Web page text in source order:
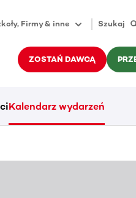
Firmy & inne Szukaj
ZOSTAŃ DAWCĄ
Kalendarz wydarzeń